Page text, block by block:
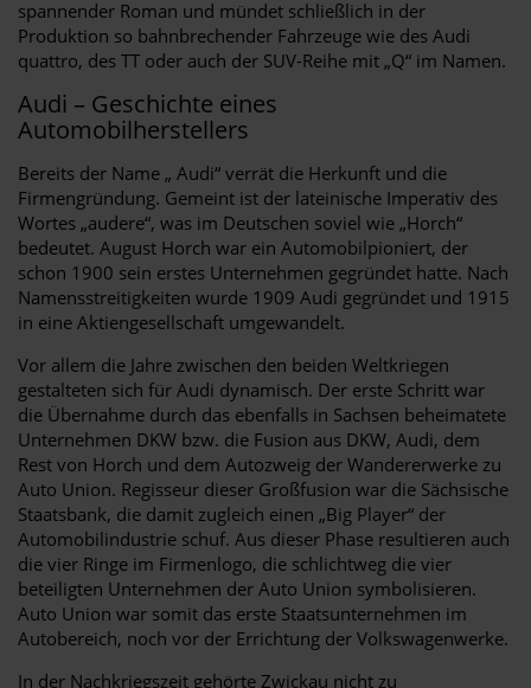
spannender Roman und mündet schließlich in der
Produktion so bahnbrechender Fahrzeuge wie des Audi
quattro, des TT oder auch der SUV-Reihe mit „Q“ im Namen.
Audi – Geschichte eines
Automobilherstellers
Bereits der Name „ Audi“ verrät die Herkunft und die
Firmengründung. Gemeint ist der lateinische Imperativ des
Wortes „audere“, was im Deutschen soviel wie „Horch“
bedeutet. August Horch war ein Automobilpioniert, der
schon 1900 sein erstes Unternehmen gegründet hatte. Nach
Namensstreitigkeiten wurde 1909 Audi gegründet und 1915
in eine Aktiengesellschaft umgewandelt.
Vor allem die Jahre zwischen den beiden Weltkriegen
gestalteten sich für Audi dynamisch. Der erste Schritt war
die Übernahme durch das ebenfalls in Sachsen beheimatete
Unternehmen DKW bzw. die Fusion aus DKW, Audi, dem
Rest von Horch und dem Autozweig der Wandererwerke zu
Auto Union. Regisseur dieser Großfusion war die Sächsische
Staatsbank, die damit zugleich einen „Big Player“ der
Automobilindustrie schuf. Aus dieser Phase resultieren auch
die vier Ringe im Firmenlogo, die schlichtweg die vier
beteiligten Unternehmen der Auto Union symbolisieren.
Auto Union war somit das erste Staatsunternehmen im
Autobereich, noch vor der Errichtung der Volkswagenwerke.
In der Nachkriegszeit gehörte Zwickau nicht zu